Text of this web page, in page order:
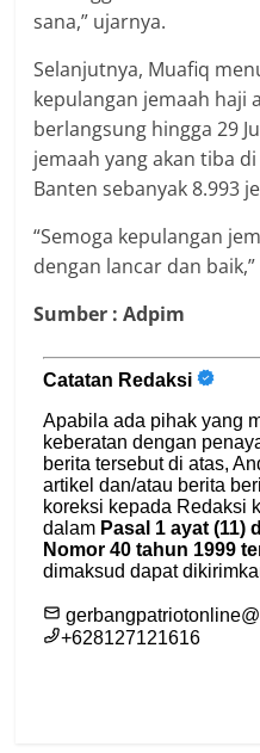
sana,” ujarnya.
Selanjutnya, Muafiq
kepulangan jemaah haji
berlangsung hingga 29
jemaah yang akan tiba
Banten sebanyak 8.993
“Semoga kepulangan
dengan lancar dan
Sumber : Adpim